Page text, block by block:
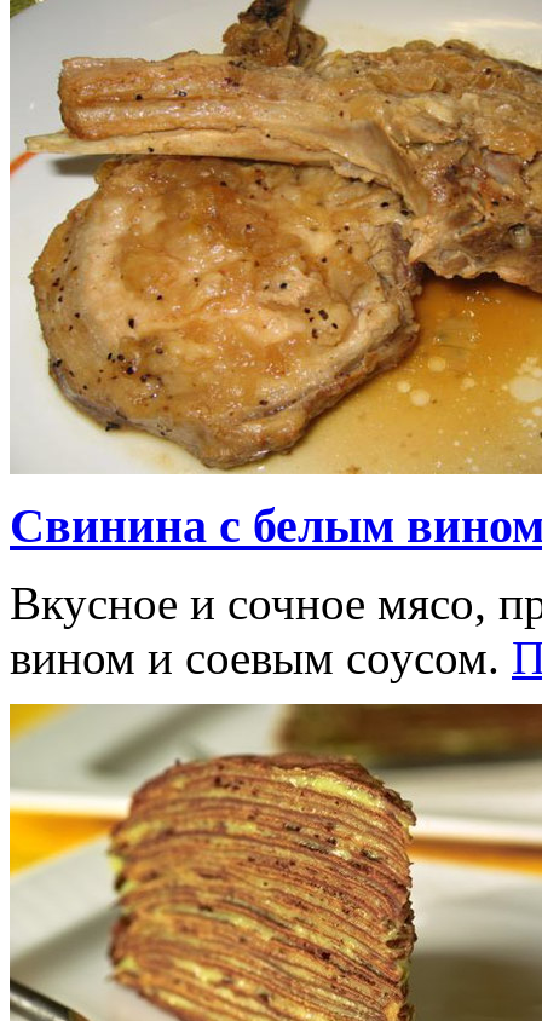
Свинина с белым
Вкусное и сочное мясо,
вином и соевым соусом.